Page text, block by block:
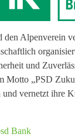
den Alpenverein
und
Motto „PSD
vernetzt ihre
Bank